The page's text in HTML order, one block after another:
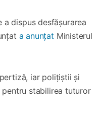
a dispus desfășurarea
a anunțat Ministerul
iar polițiștii și
stabilirea tuturor